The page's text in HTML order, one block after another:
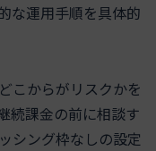
な運用手順を具体的
こからがリスクかを
続課金の前に相談す
シング枠なしの設定